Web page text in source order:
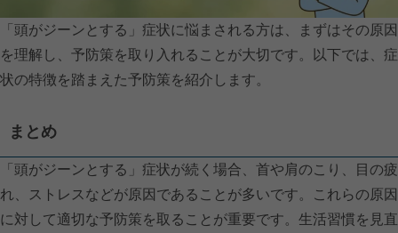
「頭がジーンとする」症状に悩まされる方は、まずはその原因
を理解し、予防策を取り入れることが大切です。以下では、症
状の特徴を踏まえた予防策を紹介します。
まとめ
「頭がジーンとする」症状が続く場合、首や肩のこり、目の疲
れ、ストレスなどが原因であることが多いです。これらの原因
に対して適切な予防策を取ることが重要です。生活習慣を見直